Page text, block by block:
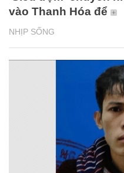
NHỊP SỐNG
vào Thanh Hóa để